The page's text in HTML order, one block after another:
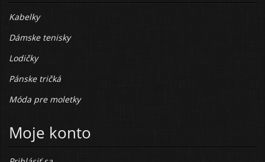
Kabelky
Dámske tenisky
Lodičky
Pánske tričká
Móda pre moletky
Moje konto